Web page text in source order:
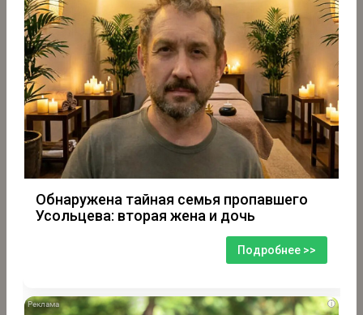
Обнаружена тайная семья пропавшего
Усольцева: вторая жена и дочь
Подробнее >>
i